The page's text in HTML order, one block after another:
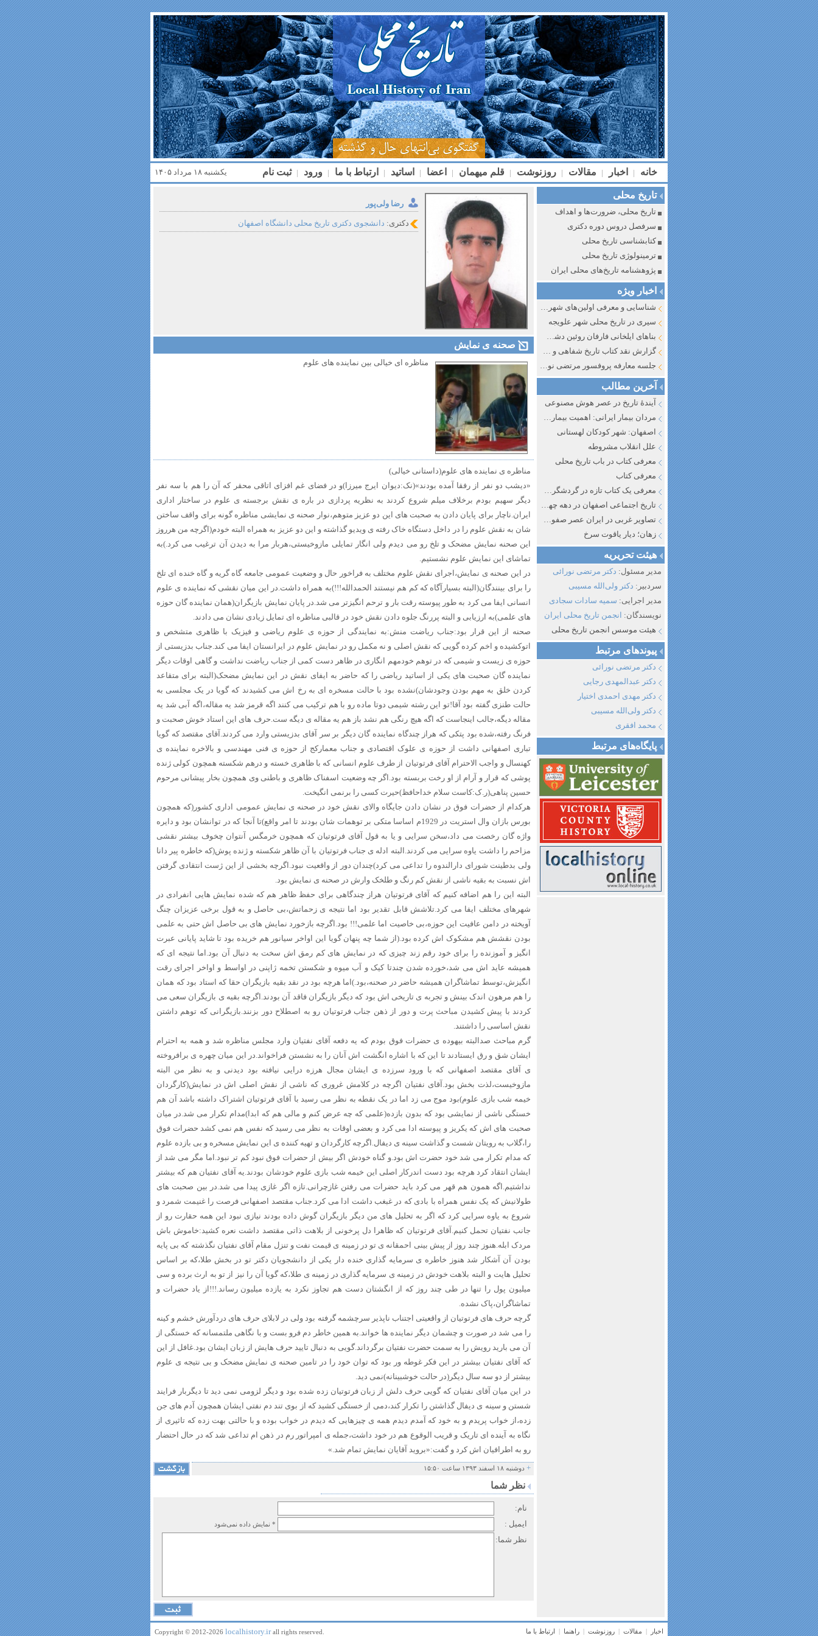
خانه | اخبار | مقالات | روزنوشت | قلم میهمان | اعضا | اساتید | ارتباط با ما | ورود | ثبت نام یکشنبه ۱۸ مرداد ۱۴۰۵
تاریخ محلی
تاریخ محلی، ضرورت‌ها و اهداف
سرفصل دروس دوره دکتری
کتابشناسی تاریخ محلی
ترمینولوژی تاریخ محلی
پژوهشنامه تاریخ‌های محلی ایران
اخبار ویژه
شناسایی و معرفی اولین‌های شهر مشهد
سیری در تاریخ محلی شهر علویجه
بناهای ایلخانی فارفان روئین دشت اصفهان
گزارش نقد کتاب تاریخ شفاهی و جایگاه آن در تاریخ نگاری معاصر ایران ۱۳۸۵-۱۳۵۸
جلسه معارفه پروفسور مرتضی نورائی در دپارتمان شرق‌شناسی دانشگاه صوفیا، بلغارستان
آخرین مطالب
آیندهٔ تاریخ در عصر هوش مصنوعی
مردان بیمار ایرانی: اهمیت بیماری به عنوان عاملی در تفسیر تاریخ سیاسی ایران جدید
اصفهان: شهر کودکان لهستانی
علل انقلاب مشروطه
معرفی کتاب در باب تاریخ محلی
معرفی کتاب
معرفی یک کتاب تازه در گردشگری اصفهان
تاریخ اجتماعی اصفهان در دهه چهل و پنجاه از نگاه طنز نوروز جمشاد
تصاویر غربی در ایران عصر صفوی و قاجار
زهان؛ دیار یاقوت سرخ
هیئت تحریریه
مدیر مسئول: دکتر مرتضی نورائی
سردبیر: دکتر ولی‌الله مسیبی
مدیر اجرایی: سمیه سادات سجادی
نویسندگان: انجمن تاریخ محلی ایران
هیئت موسس انجمن تاریخ محلی
پیوند‌های مرتبط
دکتر مرتضی نورائی
دکتر عبدالمهدی رجایی
دکتر مهدی احمدی اختیار
دکتر ولی‌الله مسیبی
محمد افقری
پایگاه‌های مرتبط
رضا ولی‌پور
دکتری: دانشجوی دکتری تاریخ محلی دانشگاه اصفهان
صحنه ی نمایش
مناظره ای خیالی بین نماینده های علوم
مناظره ی نماینده های علوم(داستانی خیالی)
«دیشب دو نفر از رفقا آمده بودند»(نک:دیوان ایرج میرزا)و در فضای غم افزای اتاقی محقر که آن را هم با سه نفر
دیگر سهیم بودم برخلاف میلم شروع کردند به نظریه پردازی در باره ی نقش برجسته ی علوم در ساختار اداری
ایران.ناچار برای پایان دادن به صحبت های این دو عزیز متوهم،نوار صحنه ی نمایشی مناظره گونه برای واقف ساختن
شان به نقش علوم را در داخل دستگاه خاک رفته ی ویدیو گذاشته و این دو عزیز به همراه البته خودم(اگرچه من هرروز
این صحنه نمایش مضحک و تلخ رو می دیدم ولی انگار تمایلی مازوخیستی،هربار مرا به دیدن آن ترغیب می کرد.)به
تماشای این نمایش علوم نشستیم.
در این صحنه ی نمایش،اجرای نقش علوم مختلف به فراخور حال و وضعیت عمومی جامعه گاه گریه و گاه خنده ای تلخ
را برای بینندگان(البته بسیارآگاه که کم هم نیستند الحمدالله!!!)به همراه داشت.در این میان نقشی که نماینده ی علوم
انسانی ایفا می کرد به طور پیوسته رقت بار و ترحم انگیزتر می شد.در پایان نمایش بازیگران(همان نماینده گان حوزه
های علمی)به ارزیابی و البته پررنگ جلوه دادن نقش خود در قالبی مناظره ای تمایل زیادی نشان می دادند.
صحنه از این قرار بود:جناب ریاضت منش:به نمایندگی از حوزه ی علوم ریاضی و فیزیک با ظاهری متشخص و
اتوکشیده و اخم کرده گویی که نقش اصلی و نه مکمل رو در نمایش علوم در ایرانستان ایفا می کند.جناب بدزیستی از
حوزه ی زیست و شیمی که در توهم خودمهم انگاری در ظاهر دست کمی از جناب ریاضت نداشت و گاهی اوقات دیگر
نماینده گان صحبت های یکی از اساتید ریاضی را که حاضر به ایفای نقش در این نمایش مضحک(البته برای متقاعد
کردن خلق به مهم بودن وجودشان)نشده بود با حالت مسخره ای به رخ اش می کشیدند که گویا در یک مجلسی به
حالت طنزی گفته بود آقا!تو این رشته شیمی دوتا ماده رو با هم ترکیب می کنند اگه قرمز شد یه مقاله،اگه آبی شد یه
مقاله دیگه،جالب اینجاست که اگه هیچ رنگی هم نشد باز هم یه مقاله ی دیگه ست.حرف های این استاد خوش صحبت و
فرنگ رفته،شده بود پتکی که هراز چندگاه نماینده گان دیگر بر سر آقای بدزیستی وارد می کردند.آقای مقتصد که گویا
تباری اصفهانی داشت از حوزه ی علوک اقتصادی و جناب معمارکج از حوزه ی فنی مهندسی و بالاخره نماینده ی
کهنسال و واجب الاحترام آقای فرتوتیان از طرف علوم انسانی که با ظاهری خسته و درهم شکسته همچون کولی ژنده
پوشی که قرار و آرام از او رخت بربسته بود.اگر چه وضعیت اسفناک ظاهری و باطنی وی همچون بخار پیشانی مرحوم
حسین پناهی(ر.ک:کاست سلام خداحافظ)حیرت کسی را برنمی انگیخت.
هرکدام از حضرات فوق در نشان دادن جایگاه والای نقش خود در صحنه ی نمایش عمومی اداری کشور(که همچون
بورس بازان وال استریت در 1929م اساسا متکی بر توهمات شان بودند تا امر واقع)تا آنجا که در توانشان بود و دایره
واژه گان رخصت می داد،سخن سرایی و یا به قول آقای فرتوتیان که همچون خرمگس آنتوان چخوف بیشتر نقشی
مزاحم را داشت یاوه سرایی می کردند.البته ادله ی جناب فرتوتیان با آن ظاهر شکسته و ژنده پوش(که خاطره پیر دانا
ولی بدطینت شورای دارالندوه را تداعی می کرد)چندان دور از واقعیت نبود.اگرچه بخشی از این ژست انتقادی گرفتن
اش نسبت به بقیه ناشی از نقش کم رنگ و طلخک وارش در صحنه ی نمایش بود.
البته این را هم اضافه کنیم که آقای فرتوتیان هراز چندگاهی برای حفظ ظاهر هم که شده نمایش هایی انفرادی در
شهرهای مختلف ایفا می کرد.تلاشش قابل تقدیر بود اما نتیجه ی زحماتش،بی حاصل و به قول برخی عزیزان چنگ
آویخته در دامن عافیت این حوزه،بی خاصیت اما علمی!!! بود.اگرچه بازخورد نمایش های بی حاصل اش حتی به علمی
بودن نقشش هم مشکوک اش کرده بود.(از شما چه پنهان گویا این اواخر سیانور هم خریده بود تا شاید پایانی عبرت
انگیز و آموزنده را برای خود رقم زند چیزی که در نمایش های کم رمق اش سخت به دنبال آن بود.اما نتیجه ای که
همیشه عاید اش می شد،خورده شدن چندتا کیک و آب میوه و شکستن تخمه ژاپنی در اواسط و اواخر اجرای رقت
انگیزش،توسط تماشاگران همیشه حاضر در صحنه،بود.)اما هرچه بود در نقد بقیه بازیگران حقا که استاد بود که همان
را هم مرهون اندک بینش و تجربه ی تاریخی اش بود که دیگر بازیگران فاقد آن بودند.اگرچه بقیه ی بازیگران سعی می
کردند با پیش کشیدن مباحث پرت و دور از ذهن جناب فرتوتیان رو به اصطلاح دور بزنند.بازیگرانی که توهم داشتن
نقش اساسی را داشتند.
گرم مباحث صدالبته بیهوده ی حضرات فوق بودم که یه دفعه آقای نفتیان وارد مجلس مناظره شد و همه به احترام
ایشان شق و رق ایستادند تا این که با اشاره انگشت اش آنان را به نشستن فراخواند.در این میان چهره ی برافروخته
ی آقای مقتصد اصفهانی که با ورود سرزده ی ایشان مجال هرزه درایی نیافته بود دیدنی و به نظر من البته
مازوخیست،لذت بخش بود.آقای نفتیان اگرچه در کلامش غروری که ناشی از نقش اصلی اش در نمایش(کارگردان
خیمه شب بازی علوم)بود موج می زد اما در یک نقطه به نظر می رسید با آقای فرتوتیان اشتراک داشته باشد آن هم
خستگی ناشی از نمایشی بود که بدون بازده(علمی که چه عرض کنم و مالی هم که ابدا)مدام تکرار می شد.در میان
صحبت های اش که یکریز و پیوسته ادا می کرد و بعضی اوقات به نظر می رسید که نفس هم نمی کشد حضرات فوق
را،گلاب به رویتان شست و گذاشت سینه ی دیفال.اگرچه کارگردان و تهیه کننده ی این نمایش مسخره و بی بازده علوم
که مدام تکرار می شد خود حضرت اش بود.و گناه خودش اگر بیش از حضرات فوق نبود کم تر نبود.اما مگر می شد از
ایشان انتقاد کرد هرچه بود دست اندرکار اصلی این خیمه شب بازی علوم خودشان بودند.یه آقای نفتیان هم که بیشتر
نداشتیم.اگه همون هم قهر می کرد باید حضرات می رفتن غازچرانی.تازه اگر غازی پیدا می شد.در بین صحبت های
طولانیش که یک نفس همراه با بادی که در غبغب داشت ادا می کرد.جناب مقتصد اصفهانی فرصت را غنیمت شمرد و
شروع به یاوه سرایی کرد که اگر به تحلیل های من دیگر بازیگران گوش داده بودند نیازی نبود این همه حقارت رو از
جانب نفتیان تحمل کنیم.آقای فرتوتیان که ظاهرا دل پرخونی از بلاهت ذاتی مقتصد داشت نعره کشید:خاموش باش
مردک ابله.هنوز چند روز از پیش بینی احمقانه ی تو در زمینه ی قیمت نفت و تنزل مقام آقای نفتیان نگذشته که بی پایه
بودن آن آشکار شد هنوز خاطره ی سرمایه گذاری خنده دار یکی از دانشجویان دکتر تو در بخش طلا،که بر اساس
تحلیل هایت و البته بلاهت خودش در زمینه ی سرمایه گذاری در زمینه ی طلا،که گویا آن را نیز از تو به ارث برده و سی
میلیون پول را تنها در طی چند روز که از انگشتان دست هم تجاوز نکرد به یازده میلیون رساند.!!!از یاد حضرات و
تماشاگران،پاک نشده.
گرچه حرف های فرتوتیان از واقعیتی اجتناب ناپذیر سرچشمه گرفته بود ولی در لابلای حرف های دردآورش خشم و کینه
را می شد در صورت و چشمان دیگر نماینده ها خواند.به همین خاطر دم فرو بست و با نگاهی ملتمسانه که خستگی از
آن می بارید رویش را به سمت حضرت نفتیان برگرداند.گویی به دنبال تایید حرف هایش از زبان ایشان بود.غافل از این
که آقای نفتیان بیشتر در این فکر غوطه ور بود که توان خود را در تامین صحنه ی نمایش مضحک و بی نتیجه ی علوم
بیشتر از دو سه سال دیگر(در حالت خوشبینانه)نمی دید.
در این میان آقای نفتیان که گویی حرف دلش از زبان فرتوتیان زده شده بود و دیگر لزومی نمی دید تا دیگربار فرایند
شستن و سینه ی دیفال گذاشتن را تکرار کند،دمی از خستگی کشید که از بوی تند دم نفتی ایشان همچون آدم های جن
زده،از خواب پریدم و به خود که آمدم دیدم همه ی چیزهایی که دیدم در خواب بوده و با حالتی بهت زده که تاثیری از
نگاه به آینده ای تاریک و قریب الوقوع هم در خود داشت،جمله ی امپراتور رم در ذهن ام تداعی شد که در حال احتضار
رو به اطرافیان اش کرد و گفت:«بروید آقایان نمایش تمام شد.»
+ دوشنبه ۱۸ اسفند ۱۳۹۳ ساعت ۱۵:۵۰
نظر شما
نام:
ایمیل :
* نمایش داده نمی‌شود
نظر شما:
اخبار | مقالات | روزنوشت | راهنما | ارتباط با ما Copyright © 2012-2026 localhistory.irall rights reserved.